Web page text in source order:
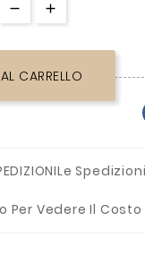
CARRELLO
Le
Per Vedere Il Costo